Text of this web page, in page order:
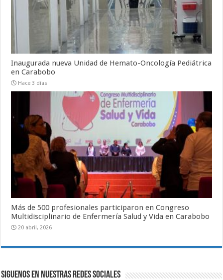
Inaugurada nueva Unidad de Hemato-Oncología Pediátrica
en Carabobo
Hace 3 días
Más de 500 profesionales participaron en Congreso
Multidisciplinario de Enfermería Salud y Vida en Carabobo
20 abril, 2026
SIGUENOS EN NUESTRAS REDES SOCIALES